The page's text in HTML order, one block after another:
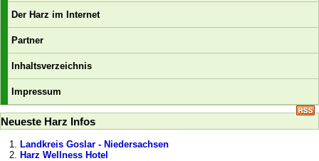
Der Harz im Internet
Partner
Inhaltsverzeichnis
Impressum
Neueste Harz Infos
Landkreis Goslar - Niedersachsen
Harz Wellness Hotel